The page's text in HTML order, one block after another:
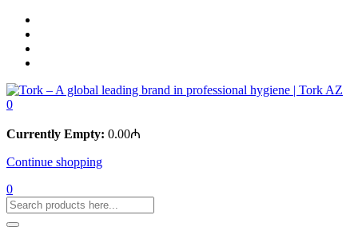
0
Currently Empty: 0.00₼
Continue shopping
0